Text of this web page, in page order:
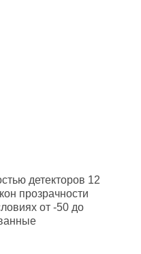
детекторов 12
прозрачности
от -50 до